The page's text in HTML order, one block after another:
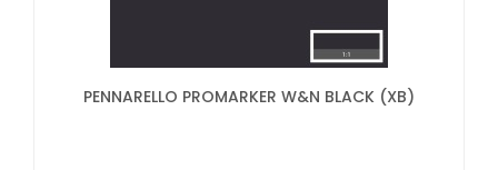
PENNARELLO PROMARKER W&N BLACK (XB)